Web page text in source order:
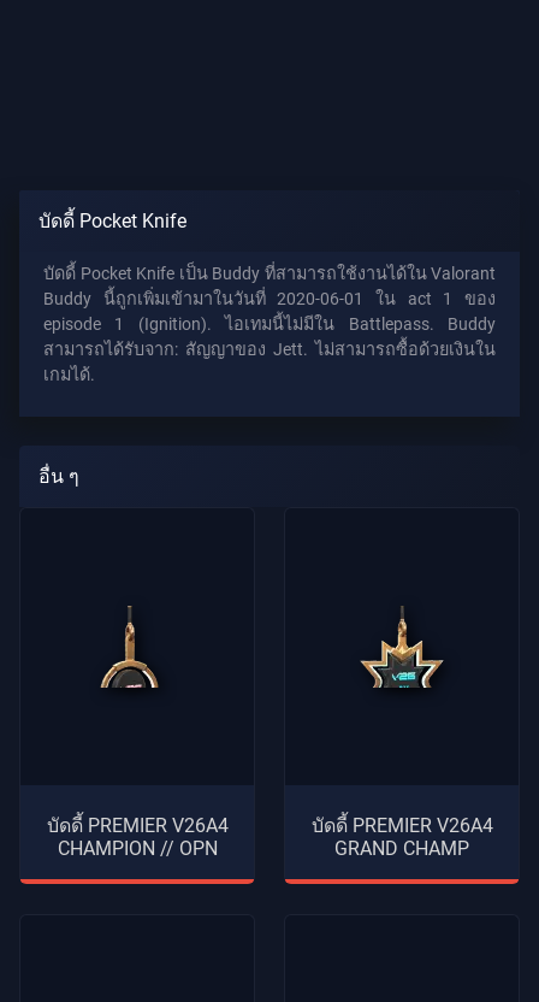
บัดดี้ Pocket Knife
บัดดี้ Pocket Knife เป็น Buddy ที่สามารถใช้งานได้ใน Valorant
Buddy นี้ถูกเพิ่มเข้ามาในวันที่ 2020-06-01 ใน act 1 ของ
episode 1 (Ignition). ไอเทมนี้ไม่มีใน Battlepass. Buddy
สามารถได้รับจาก: สัญญาของ Jett. ไม่สามารถซื้อด้วยเงินใน
เกมได้.
อื่น ๆ
บัดดี้ PREMIER V26A4
CHAMPION // OPN
บัดดี้ PREMIER V26A4
GRAND CHAMP